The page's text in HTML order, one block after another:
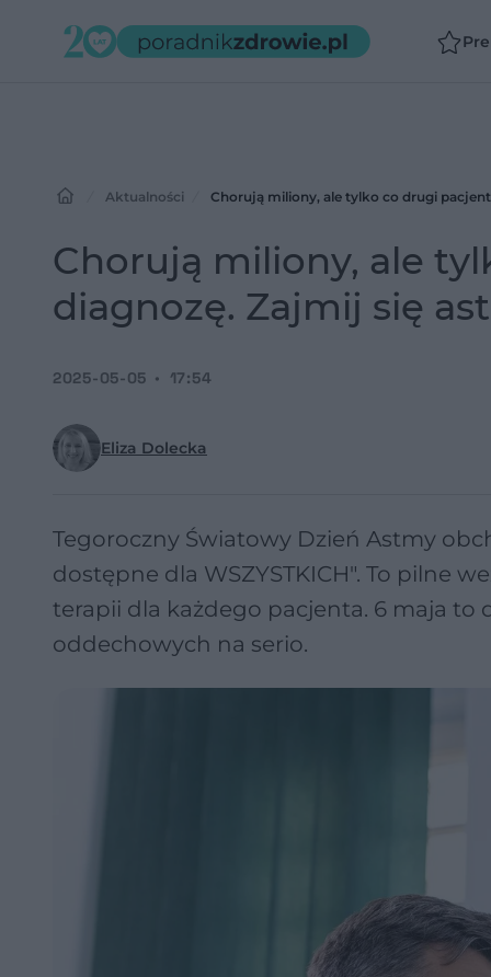
Aktualności Chorują miliony, ale tylko co drugi
Chorują miliony, ale
diagnozę. Zajmij się
Eliza Dolecka
2025-05-05 17:54
Tegoroczny Światowy Dzień Astmy
dostępne dla WSZYSTKICH". To pilne
terapii dla każdego pacjenta. 6 maja to
oddechowych na serio.